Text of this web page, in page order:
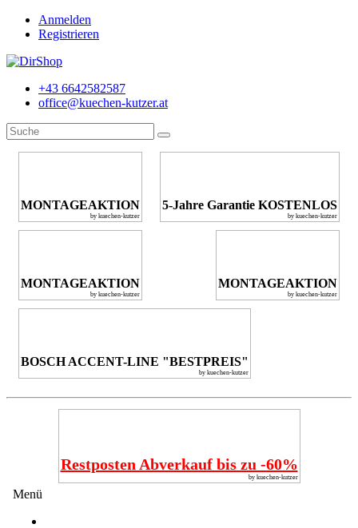
Anmelden
Registrieren
+43 6642582587
office@kuechen-kutzer.at
MONTAGEAKTION
by kuechen-kutzer
5-Jahre Garantie KOSTENLOS
by kuechen-kutzer
MONTAGEAKTION
by kuechen-kutzer
MONTAGEAKTION
by kuechen-kutzer
BOSCH ACCENT-LINE "BESTPREIS"
by kuechen-kutzer
Restposten Abverkauf bis zu -60%
by kuechen-kutzer
Menü